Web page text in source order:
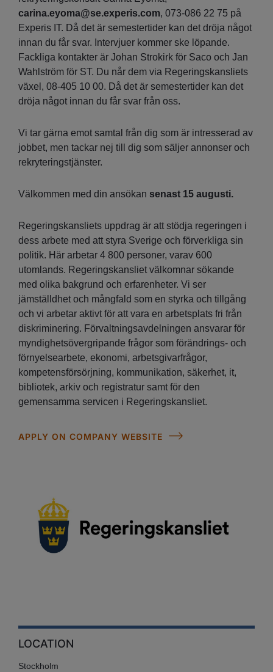
carina.eyoma@se.experis.com, 073-086 22 75 på
Experis IT. Då det är semestertider kan det dröja något
innan du får svar. Intervjuer kommer ske löpande.
Fackliga kontakter är Johan Strokirk för Saco och Jan
Wahlström för ST. Du når dem via Regeringskansliets
växel, 08-405 10 00. Då det är semestertider kan det
dröja något innan du får svar från oss.
Vi tar gärna emot samtal från dig som är intresserad av
jobbet, men tackar nej till dig som säljer annonser och
rekryteringstjänster.
Välkommen med din ansökan senast 15 augusti.
Regeringskansliets uppdrag är att stödja regeringen i
dess arbete med att styra Sverige och förverkliga sin
politik. Här arbetar 4 800 personer, varav 600
utomlands. Regeringskansliet välkomnar sökande
med olika bakgrund och erfarenheter. Vi ser
jämställdhet och mångfald som en styrka och tillgång
och vi arbetar aktivt för att vara en arbetsplats fri från
diskriminering. Förvaltningsavdelningen ansvarar för
myndighetsövergripande frågor som förändrings- och
förnyelsearbete, ekonomi, arbetsgivarfrågor,
kompetensförsörjning, kommunikation, säkerhet, it,
bibliotek, arkiv och registratur samt för den
gemensamma servicen i Regeringskansliet.
APPLY ON COMPANY WEBSITE
LOCATION
Stockholm